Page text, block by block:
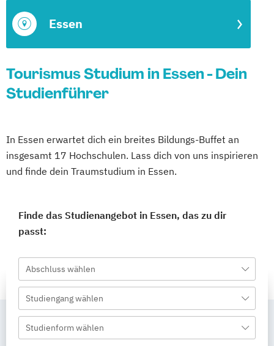
Essen
Tourismus Studium in Essen - Dein
Studienführer
In Essen erwartet dich ein breites Bildungs-Buffet an
insgesamt 17 Hochschulen. Lass dich von uns inspirieren
und finde dein Traumstudium in Essen.
Finde das Studienangebot in Essen, das zu dir
passt:
Abschluss wählen
Studiengang wählen
Studienform wählen